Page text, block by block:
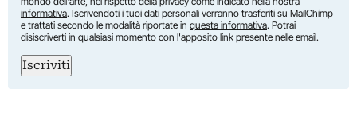
informativa. Iscrivendoti i tuoi dati personali verranno trasferiti su MailChimp
e trattati secondo le modalità riportate in questa informativa. Potrai
disiscriverti in qualsiasi momento con l'apposito link presente nelle email.
Iscriviti